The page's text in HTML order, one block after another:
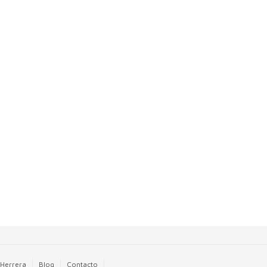
Blog Contacto